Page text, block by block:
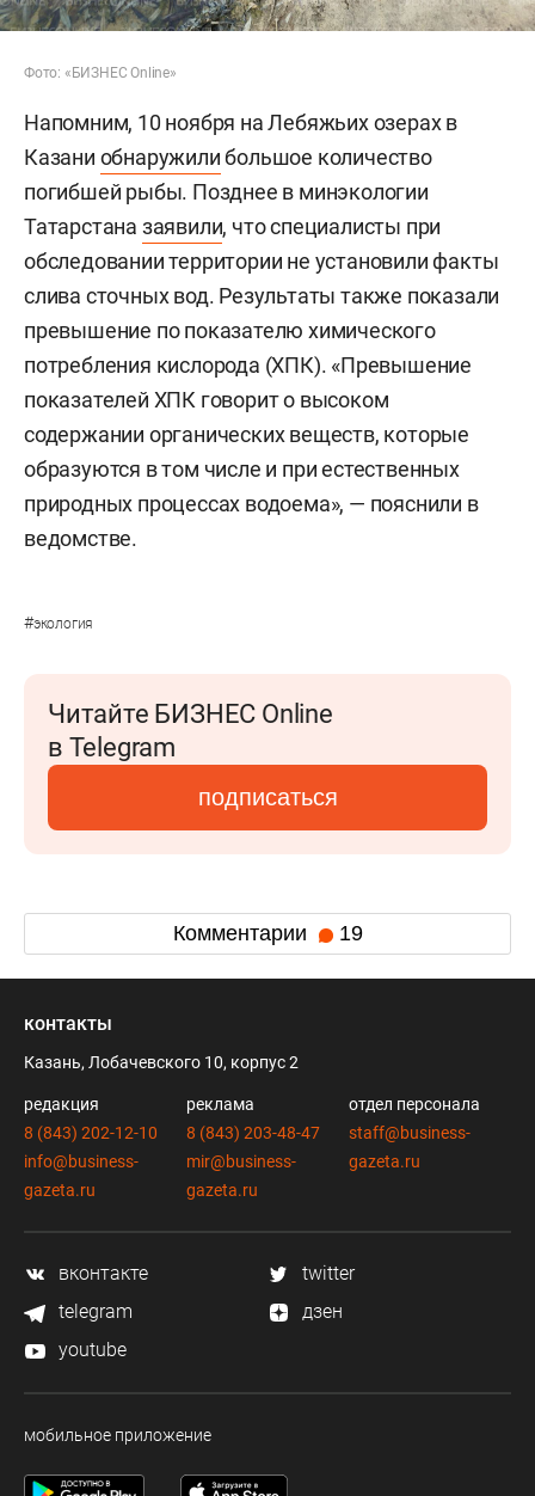
Фото: «БИЗНЕСOnline»
Напомним, 10 ноября на Лебяжьих озерах в
Казани обнаружилибольшое количество
погибшей рыбы. Позднее в минэкологии
Татарстана заявили, что специалисты при
обследовании территории не установили факты
слива сточных вод. Результаты также показали
превышение по показателю химического
потребления кислорода (ХПК). «Превышение
показателей ХПК говорит о высоком
содержании органических веществ, которые
образуются в том числе и при естественных
природных процессах водоема», — пояснили в
ведомстве.
#экология
Читайте БИЗНЕС Online
в Telegram
подписаться
Комментарии 19
контакты
Казань, Лобачевского 10, корпус 2
редакция
8 (843) 202-12-10
info@business-
gazeta.ru
реклама
8 (843) 203-48-47
mir@business-
gazeta.ru
отдел персонала
staff@business-
gazeta.ru
вконтакте
twitter
telegram
дзен
youtube
мобильное приложение